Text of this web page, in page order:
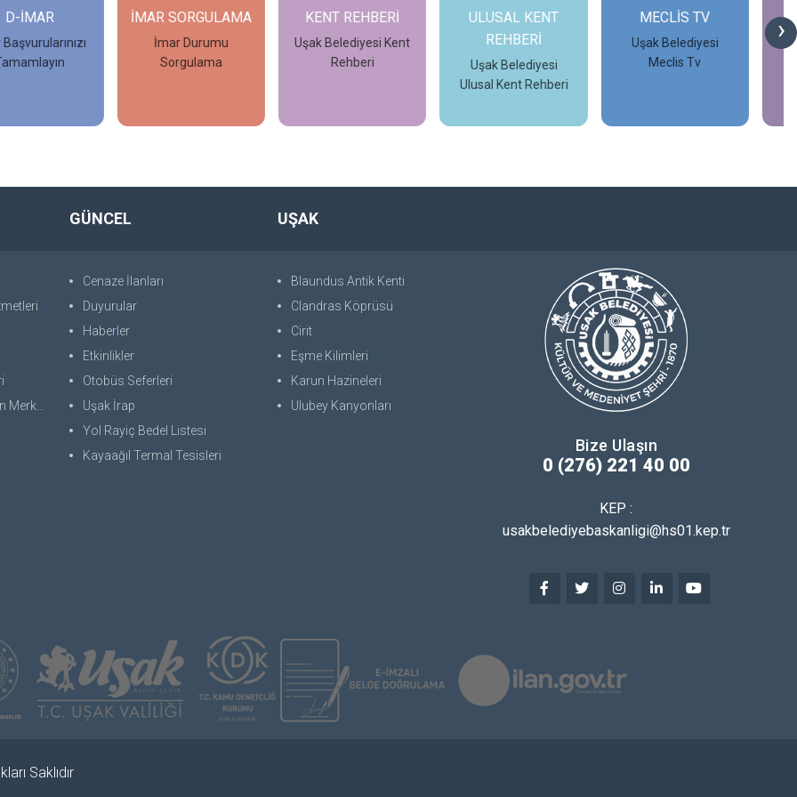
›
SORGULAMA
İmar Durumu
Sorgulama
KENT REHBERİ
Uşak Belediyesi Kent
Rehberi
ULUSAL KENT
REHBERİ
Uşak Belediyesi
MECLİS TV
Uşak Belediyesi
Meclis Tv
OTOBÜS
SEFERLERİ
Uşak Belediyesi
GÜNCEL
Cenaze İlanları
Duyurular
Haberler
Etkinlikler
Otobüs Seferleri
Uşak İrap
Yol Rayiç Bedel Listesi
Kayaağıl Termal Tesisleri
UŞAK
Blaundus Antik Kenti
Clandras Köprüsü
Cirit
Eşme Kilimleri
Karun Hazineleri
Ulubey Kanyonları
Bize Ulaşın
0 (276) 221 40 00
KEP :
usakbelediyebaskanligi@hs01.kep.tr
Saklıdır